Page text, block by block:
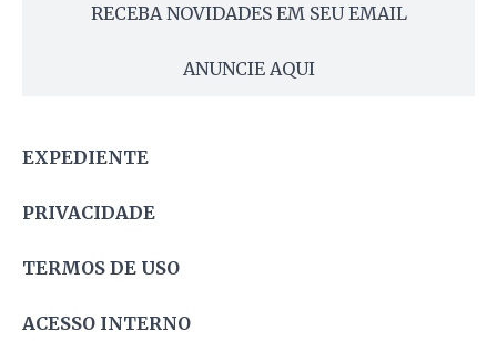
RECEBA NOVIDADES EM SEU EMAIL
ANUNCIE AQUI
EXPEDIENTE
PRIVACIDADE
TERMOS DE USO
ACESSO INTERNO